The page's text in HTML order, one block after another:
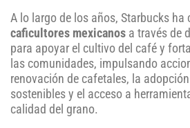
A lo largo de los años, Starbucks ha
caficultores mexicanos a través de
para apoyar el cultivo del café y
las comunidades, impulsando
renovación de cafetales, la
sostenibles y el acceso a
calidad del grano.